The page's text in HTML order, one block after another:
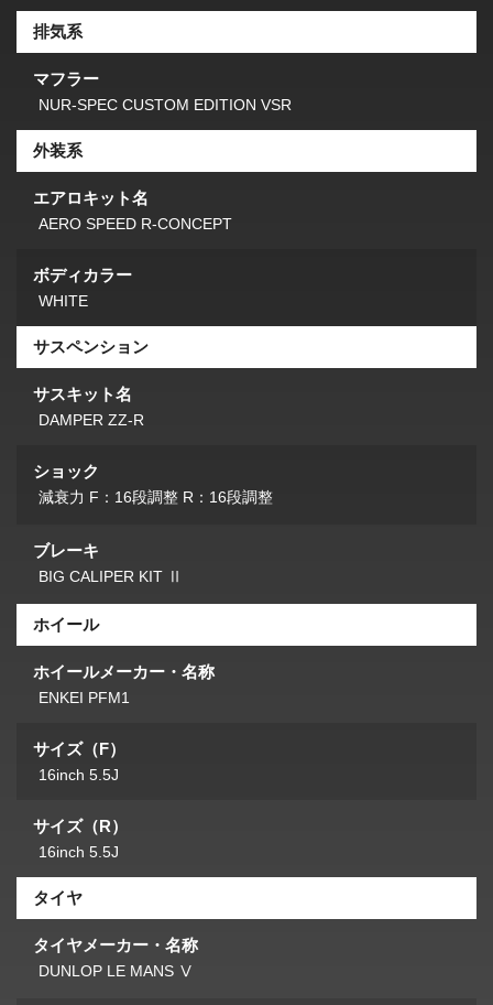
排気系
マフラー
NUR-SPEC CUSTOM EDITION VSR
外装系
エアロキット名
AERO SPEED R-CONCEPT
ボディカラー
WHITE
サスペンション
サスキット名
DAMPER ZZ-R
ショック
減衰力 F：16段調整 R：16段調整
ブレーキ
BIG CALIPER KIT Ⅱ
ホイール
ホイールメーカー・名称
ENKEI PFM1
サイズ（F）
16inch 5.5J
サイズ（R）
16inch 5.5J
タイヤ
タイヤメーカー・名称
DUNLOP LE MANS Ⅴ